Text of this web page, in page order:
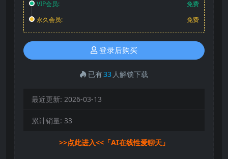
VIP会员:
免费
永久会员:
免费
登录后购买
已有33 人解锁下载
最近更新: 2026-03-13
累计销量: 33
>>点此进入<<「AI在线性爱聊天」